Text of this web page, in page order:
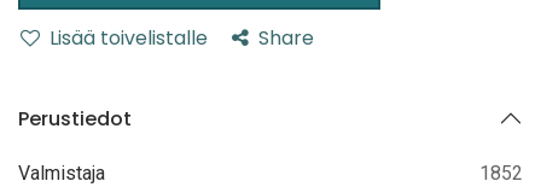
Lisää toivelistalle Share
Perustiedot
Valmistaja 1852